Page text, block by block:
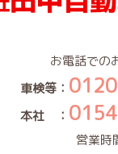
お電話での
車検等：
本社 ：
営業時